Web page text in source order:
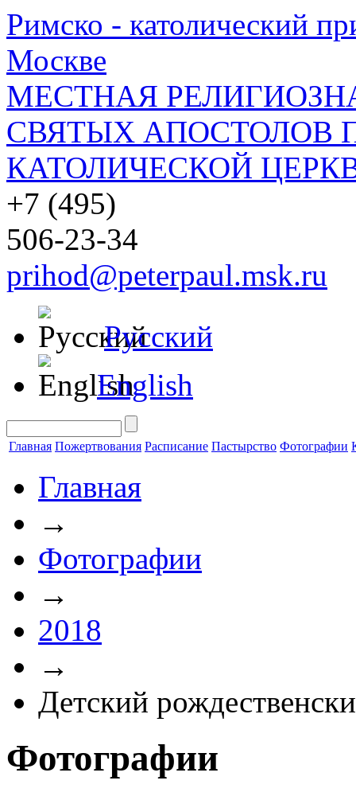
Римско - католический
Москве
МЕСТНАЯ
СВЯТЫХ АПОСТОЛОВ
КАТОЛИЧЕСКОЙ
+7 (495)
506-23-34
prihod@peterpaul.msk.ru
Русский
English
Главная Пожертвования Расписание Пастырство Фотографии
Главная
→
Фотографии
→
2018
→
Детский
Фотографии